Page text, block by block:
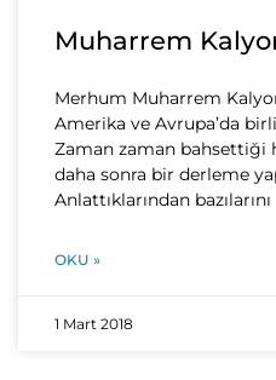
Muharrem
Merhum Muharrem
Amerika ve Avrupa’da
Zaman zaman bahsettiği
daha sonra bir derleme
Anlattıklarından bazılarını
OKU »
1 Mart 2018